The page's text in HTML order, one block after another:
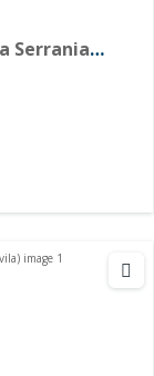
Serrania